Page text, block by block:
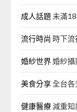
成人話題 未滿
流行時尚 時下流
婚紗世界婚紗攝
美食分享全台各
健康醫療減重知